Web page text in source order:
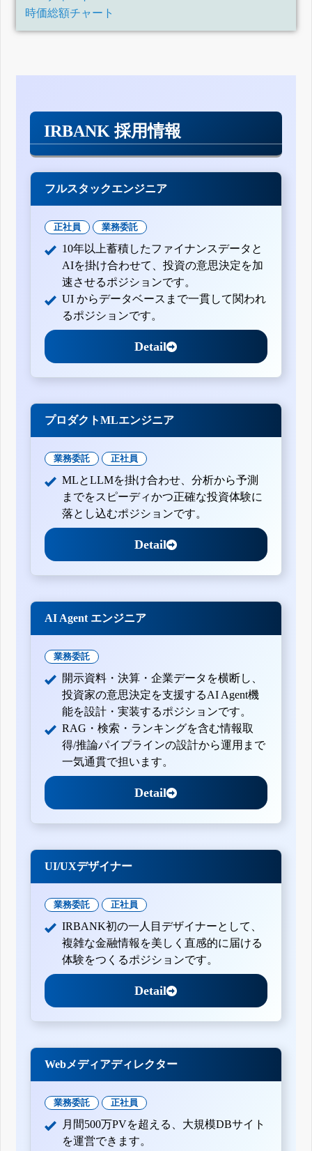
時価総額チャート
IRBANK 採用情報
フルスタックエンジニア
正社員 業務委託
10年以上蓄積したファイナンスデータと
AIを掛け合わせて、投資の意思決定を加
速させるポジションです。
UI からデータベースまで一貫して関われ
るポジションです。
Detail
プロダクトMLエンジニア
業務委託 正社員
MLとLLMを掛け合わせ、分析から予測
までをスピーディかつ正確な投資体験に
落とし込むポジションです。
Detail
AI Agent エンジニア
業務委託
開示資料・決算・企業データを横断し、
投資家の意思決定を支援するAI Agent機
能を設計・実装するポジションです。
RAG・検索・ランキングを含む情報取
得/推論パイプラインの設計から運用まで
一気通貫で担います。
Detail
UI/UXデザイナー
業務委託 正社員
IRBANK初の一人目デザイナーとして、
複雑な金融情報を美しく直感的に届ける
体験をつくるポジションです。
Detail
Webメディアディレクター
業務委託 正社員
月間500万PVを超える、大規模DBサイト
を運営できます。